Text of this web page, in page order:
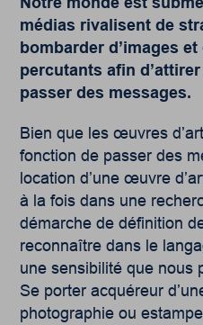
médias rivalisent de
bombarder d’images
percutants afin
passer des messages.
Bien que les œuvres
fonction de passer des
location d’une œuvre
à la fois dans une
démarche de définition
reconnaître dans le
une sensibilité que nous
Se porter acquéreur
photographie ou